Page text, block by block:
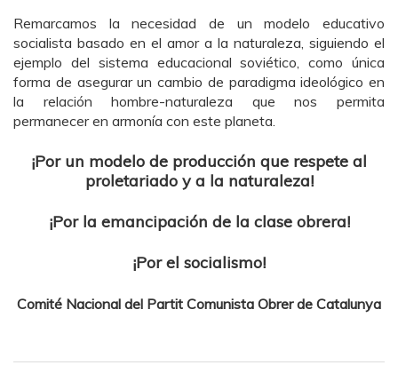
Remarcamos la necesidad de un modelo educativo
socialista basado en el amor a la naturaleza, siguiendo el
ejemplo del sistema educacional soviético, como única
forma de asegurar un cambio de paradigma ideológico en
la relación hombre-naturaleza que nos permita
permanecer en armonía con este planeta.
¡Por un modelo de producción que respete al
proletariado y a la naturaleza!
¡Por la emancipación de la clase obrera!
¡Por el socialismo!
Comité Nacional del Partit Comunista Obrer de Catalunya